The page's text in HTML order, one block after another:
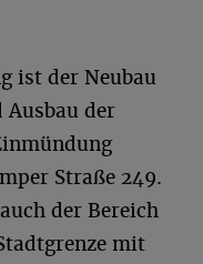
ist der Neubau
Ausbau der
Straße 249.
der Bereich
mit